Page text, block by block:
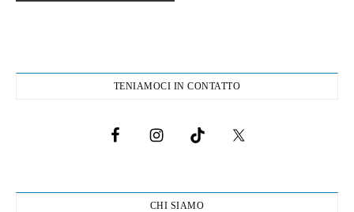
TENIAMOCI IN CONTATTO
CHI SIAMO